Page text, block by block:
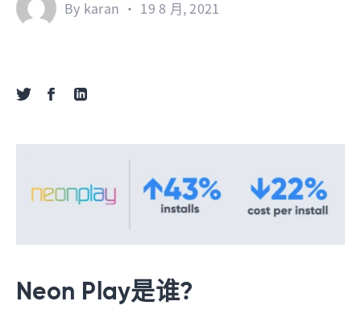
By karan • 19 8 月, 2021
Share via Twitter
Share via Facebook
Share via Linkedin
Neon Play是谁?